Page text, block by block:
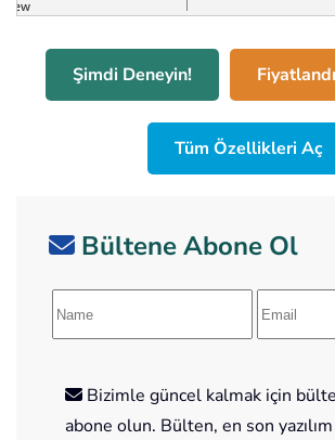
Şimdi Deneyin!
Tüm Özellikleri Aç
Bültene Abone Ol
Bizimle güncel kalmak için
abone olun. Bülten, en son yazılım